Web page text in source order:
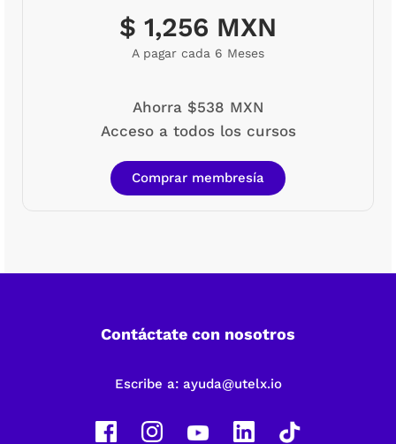
$ 1,256 MXN
A pagar cada 6 Meses
Ahorra $538 MXN
Acceso a todos los cursos
Comprar membresía
Contáctate con nosotros
Escribe a: ayuda@utelx.io